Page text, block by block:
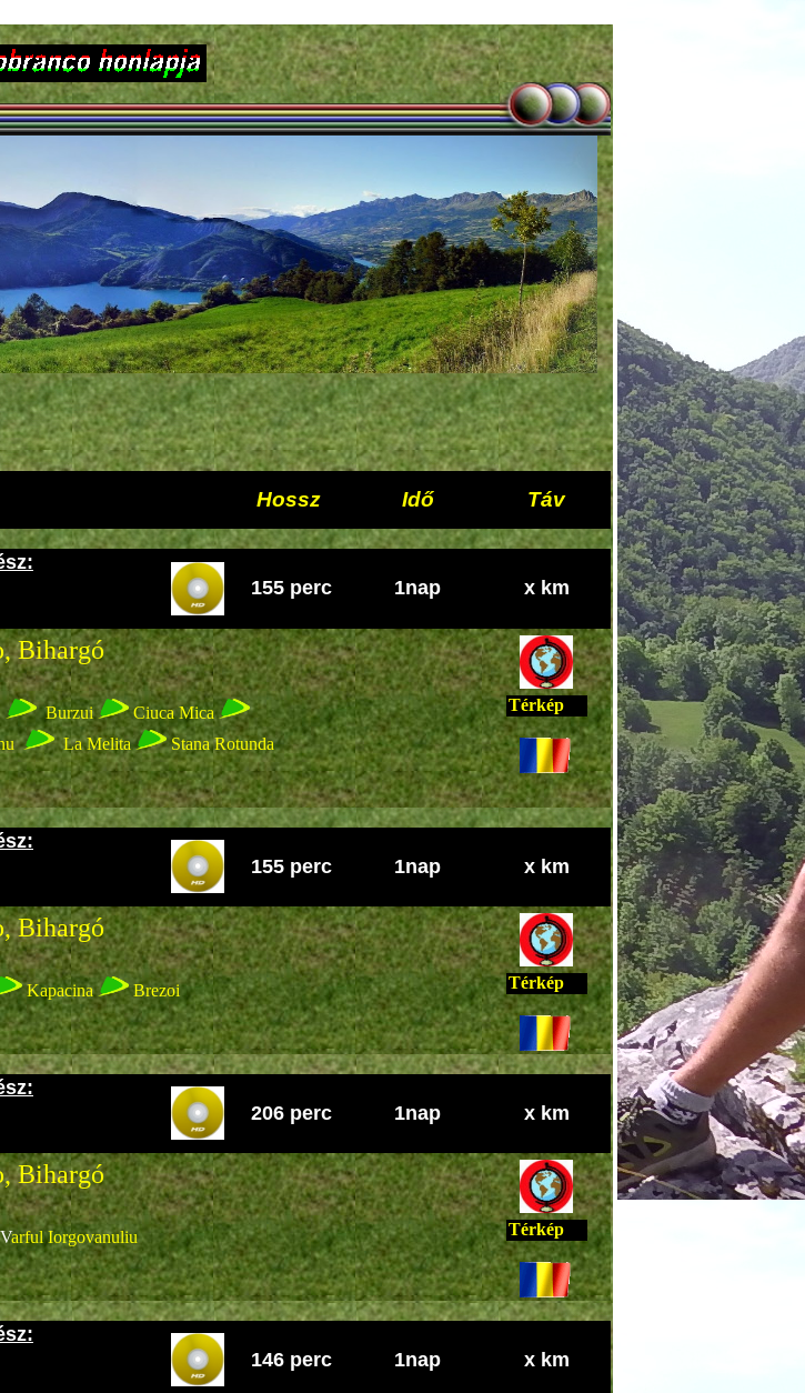
Hossz Idő Táv
155 perc 1nap x km
Burzui
Ciuca Mica
La Melita Stana Rotunda
Térkép
155 perc 1nap x km
Kapacina Brezoi Térkép
206 perc 1nap x km
arful Iorgovanuliu Térkép
146 perc 1nap x km